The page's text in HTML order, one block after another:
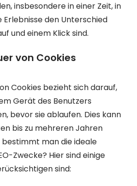
insbesondere in einer Zeit, in
den Unterschied
und einem Klick sind.
von Cookies
Cookies bezieht sich darauf,
Gerät des Benutzers
bevor sie ablaufen. Dies kann
bis zu mehreren Jahren
man die ideale
Zwecke? Hier sind einige
sind: